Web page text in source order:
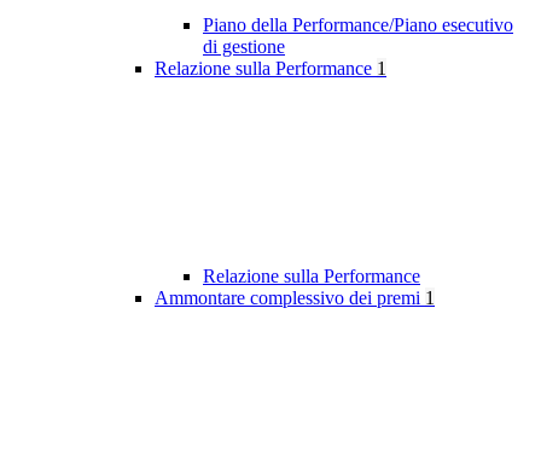
Piano della Performance/Piano esecutivo
di gestione
Relazione sulla Performance 1
Relazione sulla Performance
Ammontare complessivo dei premi 1